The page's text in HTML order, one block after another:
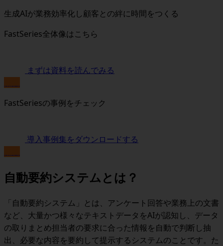
生成AIが業務効率化し顧客との絆に時間をつくる
FastSeries全体像はこちら
まずは資料を読んでみる
FastSeriesの事例をチェック
導入事例集をダウンロードする
自動要約システムとは？
「自動要約システム」
とは、アンケート回答や業務上の文書
など、 大量かつ様々なテキストデータをAIが認知し、データ
の取りまとめ担当者の要求に合った情報を自動で判断し抽
出、必要な内容を要約して提示するシステムのことです。た